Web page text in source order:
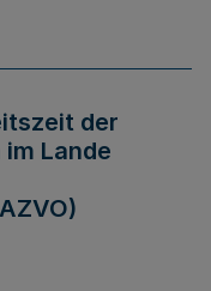
der
Lande